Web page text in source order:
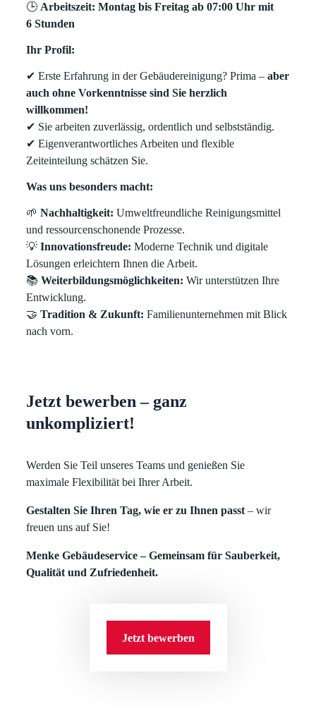
🕒 Arbeitszeit: Montag bis Freitag ab 07:00 Uhr mit
6 Stunden
Ihr Profil:
✔ Erste Erfahrung in der Gebäudereinigung? Prima –aber
auch ohne Vorkenntnisse sind Sie herzlich
willkommen!
✔ Sie arbeiten zuverlässig, ordentlich und selbstständig.
✔ Eigenverantwortliches Arbeiten und flexible
Zeiteinteilung schätzen Sie.
Was uns besonders macht:
🌱 Nachhaltigkeit: Umweltfreundliche Reinigungsmittel
und ressourcenschonende Prozesse.
💡 Innovationsfreude: Moderne Technik und digitale
Lösungen erleichtern Ihnen die Arbeit.
📚 Weiterbildungsmöglichkeiten: Wir unterstützen Ihre
Entwicklung.
🤝 Tradition & Zukunft: Familienunternehmen mit Blick
nach vorn.
Jetzt bewerben – ganz
unkompliziert!
Werden Sie Teil unseres Teams und genießen Sie
maximale Flexibilität bei Ihrer Arbeit.
Gestalten Sie Ihren Tag, wie er zu Ihnen passt – wir
freuen uns auf Sie!
Menke Gebäudeservice – Gemeinsam für Sauberkeit,
Qualität und Zufriedenheit.
Jetzt bewerben